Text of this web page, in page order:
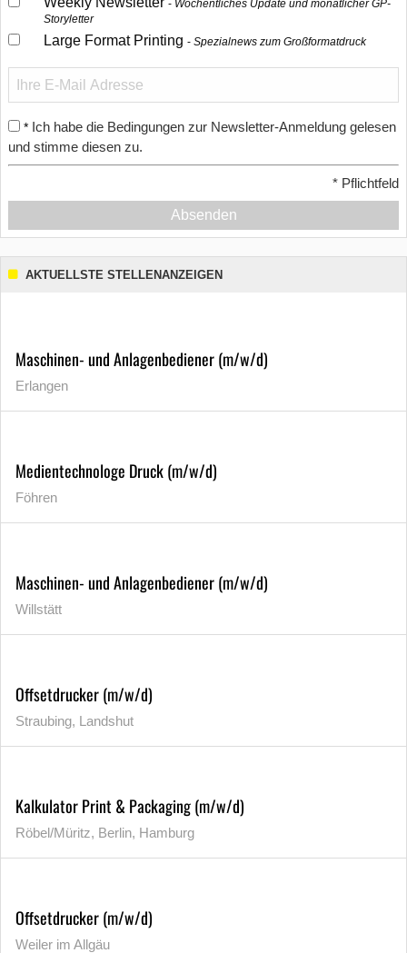
Wöchentliches Update und monatlicher GP-
Storyletter
Large Format Printing Spezialnews zum Großformatdruck
* Ich habe die Bedingungen zur Newsletter-Anmeldung gelesen
und stimme diesen zu.
* Pflichtfeld
Absenden
AKTUELLSTE STELLENANZEIGEN
Maschinen- und Anlagenbediener (m/w/d)
Erlangen
Medientechnologe Druck (m/w/d)
Föhren
Maschinen- und Anlagenbediener (m/w/d)
Willstätt
Offsetdrucker (m/w/d)
Straubing, Landshut
Kalkulator Print & Packaging (m/w/d)
Röbel/Müritz, Berlin, Hamburg
Offsetdrucker (m/w/d)
Weiler im Allgäu